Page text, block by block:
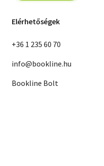
Elérhetőségek
+36 1 235 60 70
info@bookline.hu
Bookline Bolt